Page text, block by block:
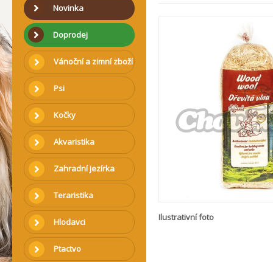
Novinka
Doprodej
Vánoční a zimní zboží
Psi
Kočky
Akvaristika
Zahradní jezírka
Teraristika
Hlodavci
Ptactvo
Ilustrativní foto